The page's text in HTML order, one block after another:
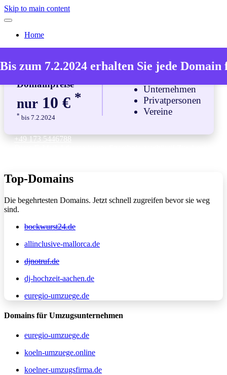
Skip to main content
Home
Bis zum 7.2.2024 erhalten Sie jede
stehen zum Verkauf.
Domainpreise
nur 10 € *
* bis 7.2.2024
Unternehmen
Privatpersonen
Vereine
+49 173 5446788
Top-Domains
Die begehrtesten Domains. Jetzt schnell zugreifen bevor sie weg
sind.
bockwurst24.de
allinclusive-mallorca.de
djnotruf.de
dj-hochzeit-aachen.de
euregio-umzuege.de
Domains für Umzugsunternehmen
euregio-umzuege.de
koeln-umzuege.online
koelner-umzugsfirma.de